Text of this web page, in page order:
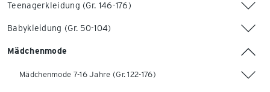
Teenagerkleidung (Gr. 146-176)
Babykleidung (Gr. 50-104)
Mädchenmode
Mädchenmode 7-16 Jahre (Gr. 122-176)